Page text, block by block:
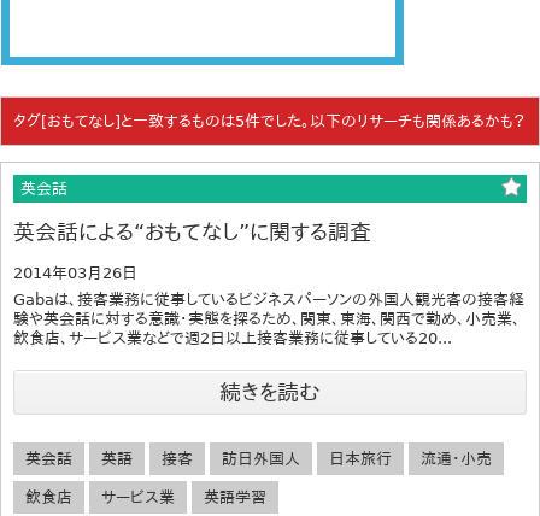
タグ[おもてなし]と一致するものは5件でした。以下のリサーチも関係あるかも？
英会話
英会話による“おもてなし”に関する調査
2014年03月26日
Gabaは、接客業務に従事しているビジネスパーソンの外国人観光客の接客経
験や英会話に対する意識・実態を探るため、関東、東海、関西で勤め、小売業、
飲食店、サービス業などで週2日以上接客業務に従事している20...
続きを読む
英会話 英語 接客 訪日外国人 日本旅行 流通・小売
飲食店 サービス業 英語学習